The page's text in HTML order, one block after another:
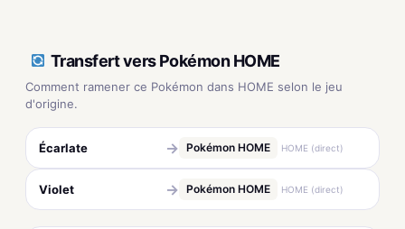
Transfert vers Pokémon HOME
Comment ramener ce Pokémon dans HOME selon le jeu
d'origine.
Écarlate → Pokémon HOME HOME (direct)
Violet → Pokémon HOME HOME (direct)